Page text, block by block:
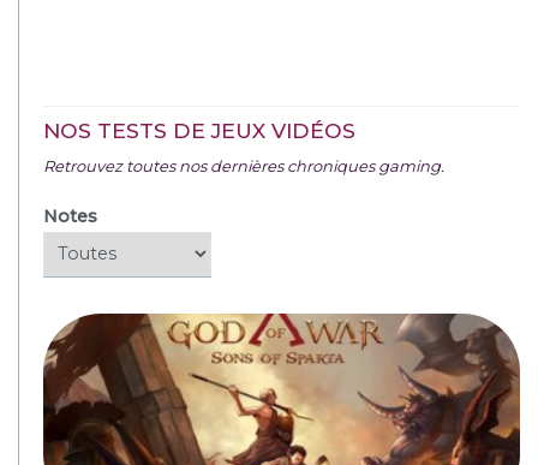
NOS TESTS DE JEUX VIDÉOS
Retrouvez toutes nos dernières chroniques gaming.
Notes